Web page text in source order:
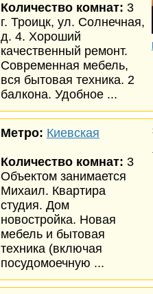
Количество комнат: 3
г. Троицк, ул. Солнечная,
д. 4. Хороший
качественный ремонт.
Современная мебель,
вся бытовая техника. 2
балкона. Удобное ...
Метро: Киевская
Количество комнат: 3
Объектом занимается
Михаил. Квартира
студия. Дом
новостройка. Новая
мебель и бытовая
техника (включая
посудомоечную ...